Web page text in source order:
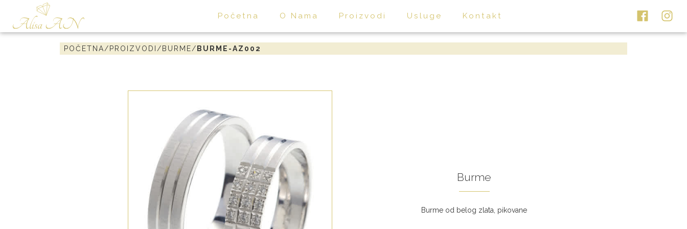
Početna O Nama Proizvodi Usluge Kontakt
POČETNA/ PROIZVODI / BURME/ BURME-AZ002
Burme
Burme od belog zlata, pikovane